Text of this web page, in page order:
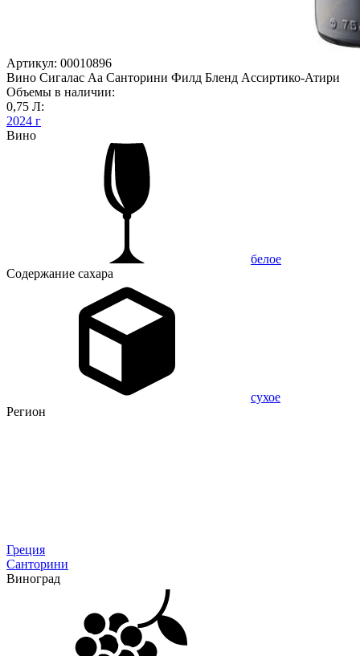
Артикул: 00010896
Вино Сигалас Аа Санторини Филд Бленд Ассиртико-Атири
Объемы в наличии:
0,75 Л:
2024 г
Вино
белое
Содержание сахара
сухое
Регион
Греция
Санторини
Виноград